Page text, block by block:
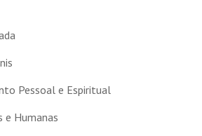
Pessoal e Espiritual
e Humanas